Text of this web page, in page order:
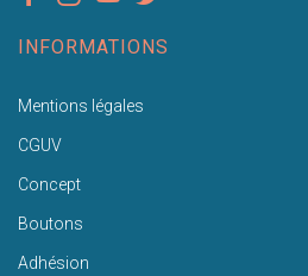
INFORMATIONS
Mentions légales
CGUV
Concept
Boutons
Adhésion